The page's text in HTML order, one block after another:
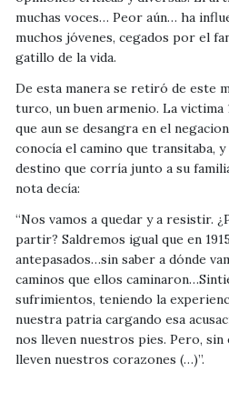
muchas voces… Peor aún… ha
muchos jóvenes, cegados por el
gatillo de la vida.
De esta manera se retiró de este
turco, un buen armenio. La victima
que aun se desangra en el
conocía el camino que transitaba,
destino que corría junto a su
nota decía:
“Nos vamos a quedar y a resistir.
partir? Saldremos igual que en
antepasados…sin saber a dónde
caminos que ellos
sufrimientos, teniendo la
nuestra patria cargando esa
nos lleven nuestros pies. Pero, sin
lleven nuestros corazones (…)”.